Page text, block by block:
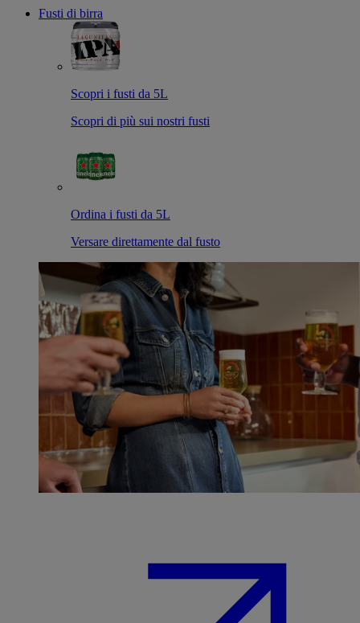
Fusti di birra
Scopri i fusti da 5L
Scopri di più sui nostri fusti
Ordina i fusti da 5L
Versare direttamente dal fusto